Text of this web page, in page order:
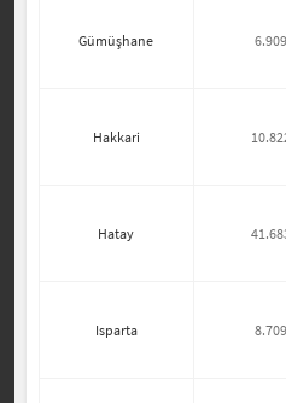
Gümüşhane 6.909
Hakkari
Hatay
Isparta 8.709